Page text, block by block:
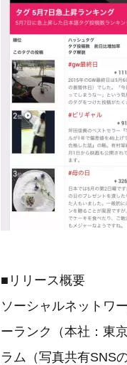
■リリース概要
ソーシャルネットワ
ーランク（本社：東
ラム（写真共有SNS